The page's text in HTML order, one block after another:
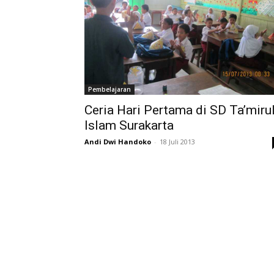
Pembelajaran
Ceria Hari Pertama di SD
Islam Surakarta
Andi Dwi Handoko - 18 Juli 2013